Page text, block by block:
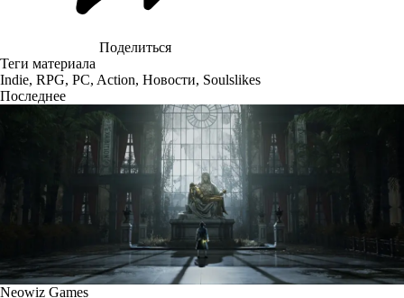
Поделиться
Теги материала
Indie, RPG, PC, Action, Новости, Soulslikes
Последнее
Neowiz Games